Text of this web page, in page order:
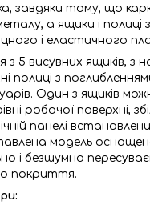
завдяки тому, що
а ящики і полиці з
і еластичного
з 5 висувних ящиків, з
полиці з
Один з ящиків
робочої поверхні,
панелі
модель
і безшумно
покриття.